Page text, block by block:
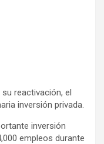
reactivación, el
inversión privada.
inversión
empleos durante